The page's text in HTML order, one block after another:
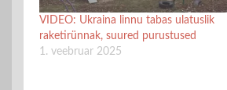
VIDEO: Ukraina linnu tabas ulatuslik
raketirünnak, suured purustused
1. veebruar 2025